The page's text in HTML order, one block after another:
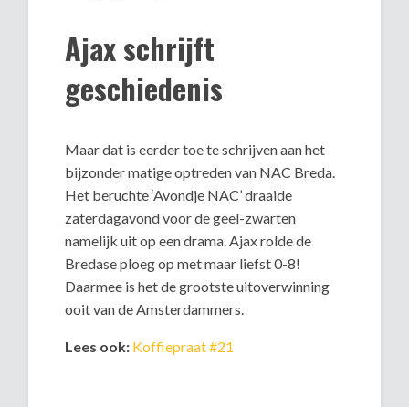
Ajax schrijft
geschiedenis
Maar dat is eerder toe te schrijven aan het
bijzonder matige optreden van NAC Breda.
Het beruchte ‘Avondje NAC’ draaide
zaterdagavond voor de geel-zwarten
namelijk uit op een drama. Ajax rolde de
Bredase ploeg op met maar liefst 0-8!
Daarmee is het de grootste uitoverwinning
ooit van de Amsterdammers.
Lees ook: Koffiepraat #21